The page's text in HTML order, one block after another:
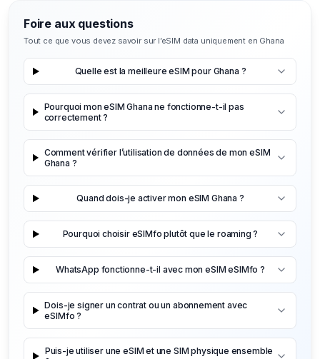
Foire aux questions
Tout ce que vous devez savoir sur l’eSIM data uniquement en Ghana
Quelle est la meilleure eSIM pour Ghana ?
Pourquoi mon eSIM Ghana ne fonctionne-t-il pas
correctement ?
Comment vérifier l’utilisation de données de mon eSIM
Ghana ?
Quand dois-je activer mon eSIM Ghana ?
Pourquoi choisir eSIMfo plutôt que le roaming ?
WhatsApp fonctionne-t-il avec mon eSIM eSIMfo ?
Dois-je signer un contrat ou un abonnement avec
eSIMfo ?
Puis-je utiliser une eSIM et une SIM physique ensemble